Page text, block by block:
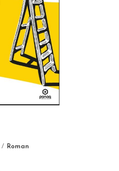
Roman